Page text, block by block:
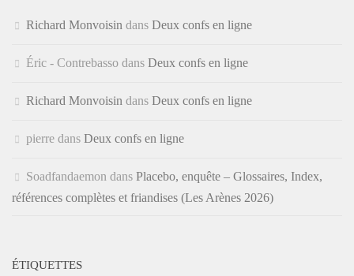
Richard Monvoisin dans Deux confs en ligne
Éric - Contrebasso dans Deux confs en ligne
Richard Monvoisin dans Deux confs en ligne
pierre dans Deux confs en ligne
Soadfandaemon dans Placebo, enquête – Glossaires, Index,
références complètes et friandises (Les Arènes 2026)
ÉTIQUETTES